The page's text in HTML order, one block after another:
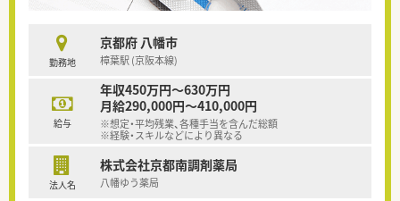
勤務地
京都府 八幡市
樟葉駅 (京阪本線)
給与
年収450万円～630万円
月給290,000円～410,000円
※想定・平均残業、各種手当を含んだ総額
※経験・スキルなどにより異なる
法人名
株式会社京都南調剤薬局
八幡ゆう薬局